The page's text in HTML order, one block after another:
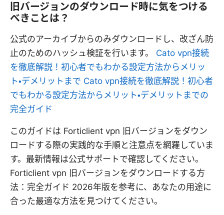
旧バージョンのダウンロード時に気をつける
べきことは？
公式のアーカイブからのみダウンロードし、改ざん防
止のためのハッシュ検証を行います。 Cato vpn接続
を徹底解説！初心者でもわかる設定方法からメリッ
ト・デメリットまで Cato vpn接続を徹底解説！初心者
でもわかる設定方法からメリット・デメリットまでの
完全ガイド
このガイドは Forticlient vpn 旧バージョンをダウン
ロードする際の実践的な手順と注意点を網羅していま
す。最新情報は公式サポートで確認してください。
Forticlient vpn 旧バージョンをダウンロードする方
法：完全ガイド 2026年版を参考に、あなたの用途に
合った最適な方法を見つけてください。